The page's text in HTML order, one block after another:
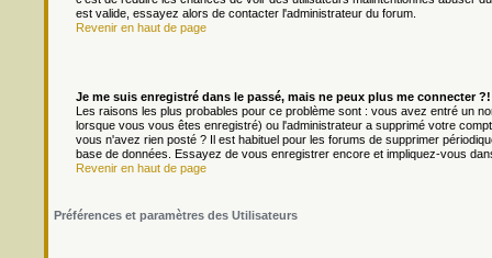
est valide, essayez alors de contacter l'administrateur du forum.
Revenir en haut de page
Je me suis enregistré dans le passé, mais ne peux plus me connecter ?!
Les raisons les plus probables pour ce problème sont : vous avez entré un
lorsque vous vous êtes enregistré) ou l'administrateur a supprimé votre
vous n'avez rien posté ? Il est habituel pour les forums de supprimer
base de données. Essayez de vous enregistrer encore et impliquez-vous
Revenir en haut de page
Préférences et paramètres des Utilisateurs